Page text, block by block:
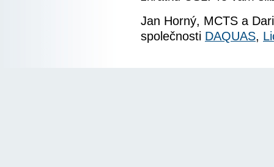
Jan Horný, MCTS a
společnosti DAQUAS,